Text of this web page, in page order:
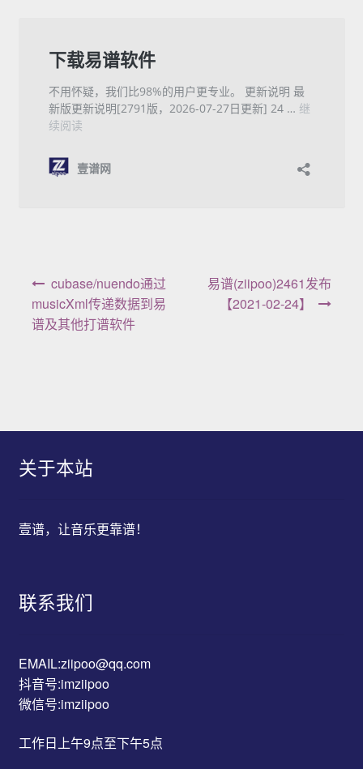
文章导航cubase/nuendo通过
musicXml传递数据到易
谱及其他打谱软件
易谱(ziipoo)2461发布
【2021-02-24】
关于本站
壹谱，让音乐更靠谱！
联系我们
EMAIL:ziipoo@qq.com
抖音号:imziipoo
微信号:imziipoo
工作日上午9点至下午5点